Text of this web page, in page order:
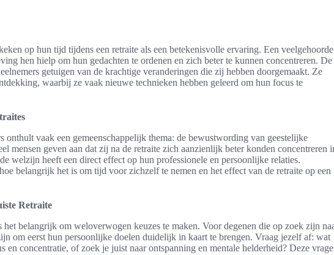
op hun tijd tijdens een retraite als een betekenisvolle ervaring. Een veelgehoorde
hen hielp om hun gedachten te ordenen en zich beter te kunnen concentreren. De
getuigen van de krachtige veranderingen die zij hebben doorgemaakt. Ze
waarbij ze vaak nieuwe technieken hebben geleerd om hun focus te
onthult vaak een gemeenschappelijk thema: de bewustwording van geestelijke
mensen geven aan dat zij na de retraite zich aanzienlijk beter konden concentreren
welzijn heeft een direct effect op hun professionele en persoonlijke relaties.
belangrijk het is om tijd voor zichzelf te nemen en het effect van de retraite op een
Retraite
het belangrijk om weloverwogen keuzes te maken. Voor degenen die op zoek zijn
om eerst hun persoonlijke doelen duidelijk in kaart te brengen. Vraag jezelf af: wat
concentratie, of zoek je juist naar ontspanning en mentale helderheid? Deze